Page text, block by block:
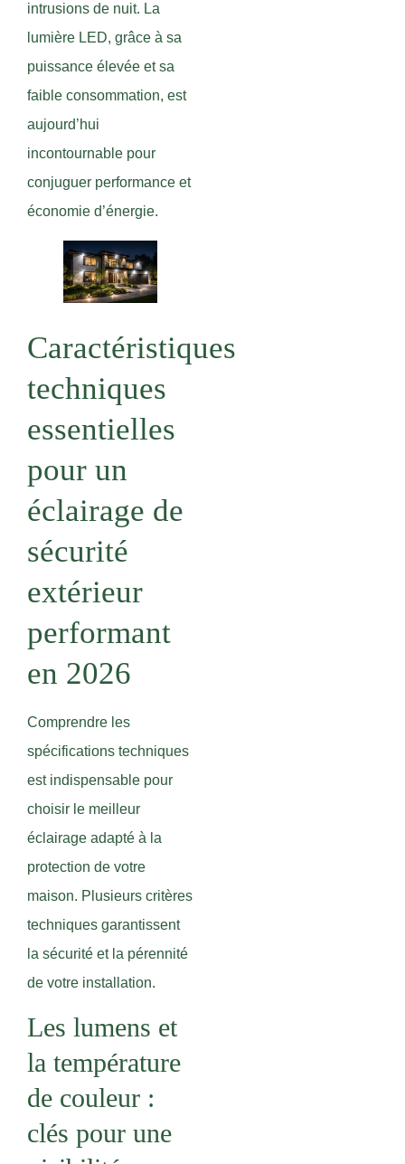
intrusions de nuit. La
lumière LED, grâce à sa
puissance élevée et sa
faible consommation, est
aujourd’hui
incontournable pour
conjuguer performance et
économie d’énergie.
Caractéristiques
techniques
essentielles
pour un
éclairage de
sécurité
extérieur
performant
en 2026
Comprendre les
spécifications techniques
est indispensable pour
choisir le meilleur
éclairage adapté à la
protection de votre
maison. Plusieurs critères
techniques garantissent
la sécurité et la pérennité
de votre installation.
Les lumens et
la température
de couleur :
clés pour une